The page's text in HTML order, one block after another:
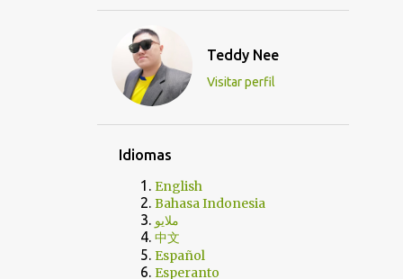
Teddy Nee
Visitar perfil
Idiomas
English
Bahasa Indonesia
ملايو
中文
Español
Esperanto